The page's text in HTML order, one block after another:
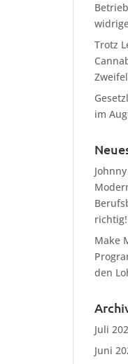
Trotz
im
Johnny
richtig!
Make
den
Juli
Juni